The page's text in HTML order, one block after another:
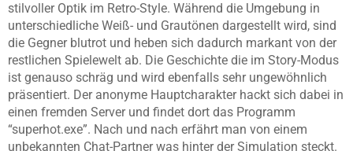
stilvoller Optik im Retro-Style. Während die Umgebung in
unterschiedliche Weiß- und Grautönen dargestellt wird, sind
die Gegner blutrot und heben sich dadurch markant von der
restlichen Spielewelt ab. Die Geschichte die im Story-Modus
ist genauso schräg und wird ebenfalls sehr ungewöhnlich
präsentiert. Der anonyme Hauptcharakter hackt sich dabei in
einen fremden Server und findet dort das Programm
“superhot.exe”. Nach und nach erfährt man von einem
unbekannten Chat-Partner was hinter der Simulation steckt.